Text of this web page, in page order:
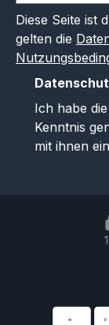
Diese Seite ist
gelten die
Ich habe die
Kenntnis
mit ihnen